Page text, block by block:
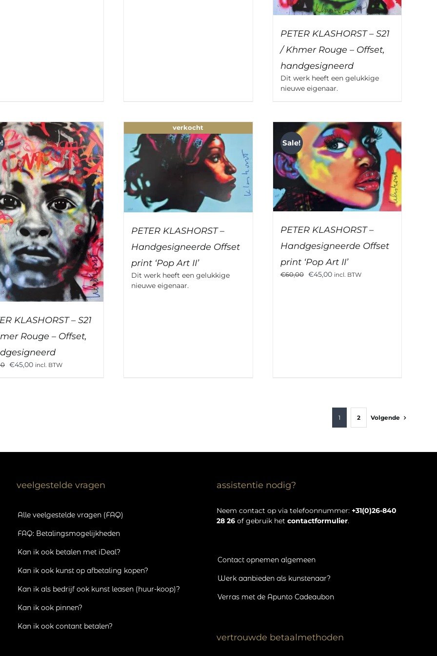
PETER KLASHORST – S21
/ Khmer Rouge – Offset,
handgesigneerd
Dit werk heeft een gelukkige
nieuwe eigenaar.
KLASHORST – S21
Rouge – Offset,
Oorspronkelijke
€45,00Huidige
incl. BTW
verkocht
PETER KLASHORST –
Handgesigneerde Offset
print ‘Pop Art II’
Dit werk heeft een gelukkige
nieuwe eigenaar.
Sale!
PETER KLASHORST –
Handgesigneerde Offset
print ‘Pop Art II’
€60,00 Oorspronkelijke
€45,00Huidige
incl. BTW
1 2 Volgende
veelgestelde vragen
Alle veelgestelde vragen (FAQ)
FAQ: Betalingsmogelijkheden
Kan ik ook betalen met iDeal?
Kan ik ook kunst op afbetaling kopen?
Kan ik als bedrijf ook kunst leasen (huur-koop)?
Kan ik ook pinnen?
Kan ik ook contant betalen?
assistentie nodig?
Neem contact op via telefoonnummer: +31(0)26-840
28 26 of gebruik het contactformulier.
Contact opnemen algemeen
Werk aanbieden als kunstenaar?
Verras met de Apunto Cadeaubon
vertrouwde betaalmethoden